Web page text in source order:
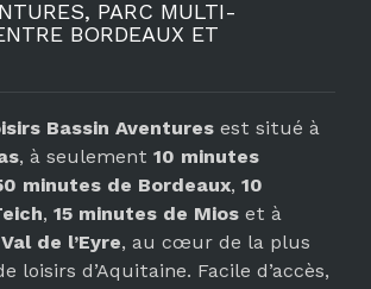
PARC MULTI-
BORDEAUX ET
Bassin Aventures est situé à
, à seulement 10 minutes
minutes de Bordeaux, 10
, 15 minutes de Mios et à
Val de l’Eyre, au cœur de la plus
loisirs d’Aquitaine. Facile d’accès,